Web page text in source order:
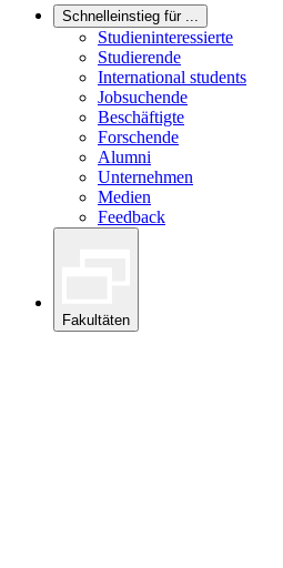
Schnelleinstieg für ...
Studieninteressierte
Studierende
International students
Jobsuchende
Beschäftigte
Forschende
Alumni
Unternehmen
Medien
Feedback
Fakultäten